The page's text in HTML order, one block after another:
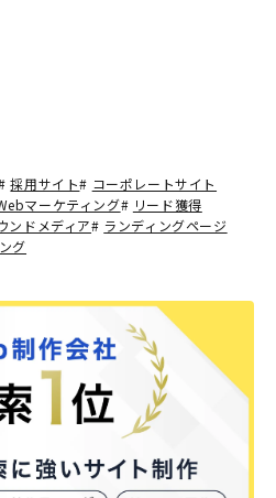
採用サイト# コーポレートサイト
マーケティング# リード獲得
ンドメディア# ランディングページ
グ